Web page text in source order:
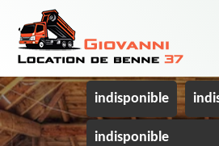
indisponible
indisponible